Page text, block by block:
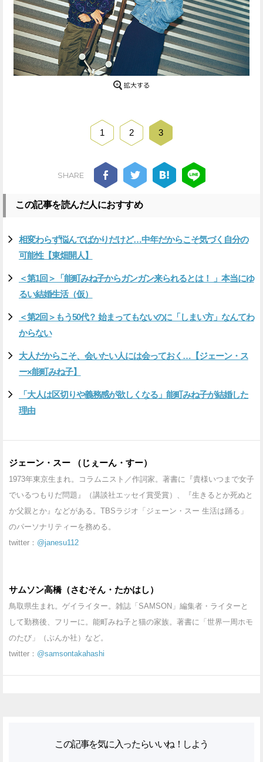
1 2 3
SHARE
この記事を読んだ人におすすめ
相変わらず悩んでばかりだけど…中年だからこそ気づく自分の
可能性【東畑開人】
＜第1回＞「能町みね子からガンガン来られるとは！ 」本当にゆ
るい結婚生活（仮）
＜第2回＞もう50代？ 始まってもないのに「しまい方」なんてわ
からない
大人だからこそ、会いたい人には会っておく…【ジェーン・ス
ー×能町みね子】
「大人は区切りや義務感が欲しくなる」能町みね子が結婚した
理由
ジェーン・スー （じぇーん・すー）
1973年東京生まれ。コラムニスト／作詞家。著書に『貴様いつまで女子
でいるつもりだ問題』（講談社エッセイ賞受賞）、『生きるとか死ぬと
か父親とか』などがある。TBSラジオ「ジェーン・スー 生活は踊る」
のパーソナリティーを務める。
twitter： @janesu112
サムソン高橋（さむそん・たかはし）
鳥取県生まれ。ゲイライター。雑誌「SAMSON」編集者・ライターと
して勤務後、フリーに。能町みね子と猫の家族。著書に「世界一周ホモ
のたび」（ぶんか社）など。
twitter： @samsontakahashi
この記事を気に入ったらいいね！しよう